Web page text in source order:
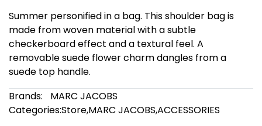
Summer personified in a bag. This shoulder bag is
made from woven material with a subtle
checkerboard effect and a textural feel. A
removable suede flower charm dangles from a
suede top handle.
Brands:
MARC JACOBS
Categories:Store,MARC JACOBS,ACCESSORIES